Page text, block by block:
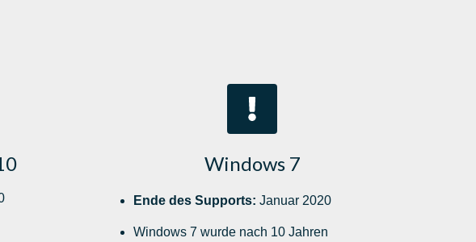
Windows 7
Ende des Supports: Januar 2020
Windows 7 wurde nach 10 Jahren